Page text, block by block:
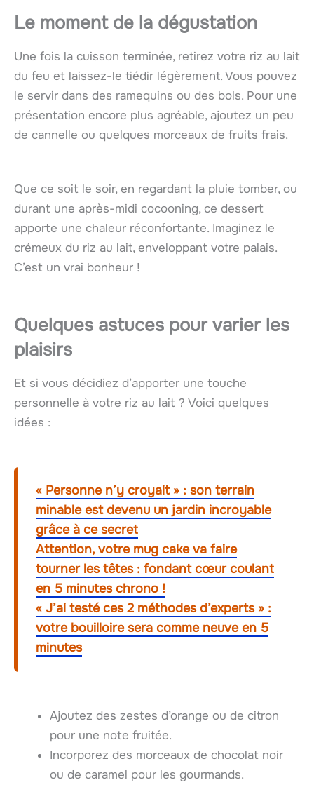
Le moment de la dégustation
Une fois la cuisson terminée, retirez votre riz au lait
du feu et laissez-le tiédir légèrement. Vous pouvez
le servir dans des ramequins ou des bols. Pour une
présentation encore plus agréable, ajoutez un peu
de cannelle ou quelques morceaux de fruits frais.
Que ce soit le soir, en regardant la pluie tomber, ou
durant une après-midi cocooning, ce dessert
apporte une chaleur réconfortante. Imaginez le
crémeux du riz au lait, enveloppant votre palais.
C’est un vrai bonheur !
Quelques astuces pour varier les
plaisirs
Et si vous décidiez d’apporter une touche
personnelle à votre riz au lait ? Voici quelques
idées :
« Personne n’y croyait » : son terrain
minable est devenu un jardin incroyable
grâce à ce secret
Attention, votre mug cake va faire
tourner les têtes : fondant cœur coulant
en 5 minutes chrono !
« J’ai testé ces 2 méthodes d’experts » :
votre bouilloire sera comme neuve en 5
minutes
Ajoutez des zestes d’orange ou de citron
pour une note fruitée.
Incorporez des morceaux de chocolat noir
ou de caramel pour les gourmands.